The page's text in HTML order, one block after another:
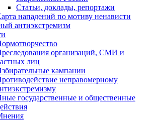
Статьи, доклады, репортажи
нападений по мотиву ненависти
антиэкстремизм
организаций, СМИ и
лиц
кампании
неправомерному
государственные и общественные